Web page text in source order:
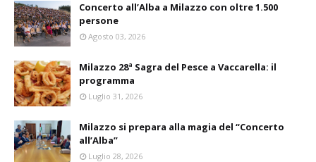
Concerto all’Alba a Milazzo con oltre 1.500
persone
Agosto 03, 2026
Milazzo 28ª Sagra del Pesce a Vaccarella: il
programma
Luglio 31, 2026
Milazzo si prepara alla magia del “Concerto
all’Alba”
Luglio 28, 2026